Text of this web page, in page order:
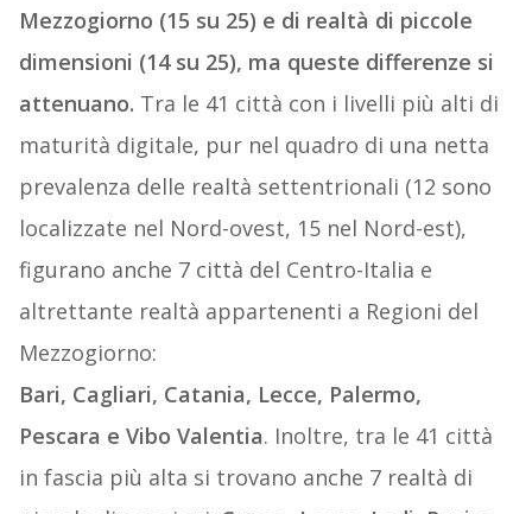
Mezzogiorno (15 su 25) e di realtà di piccole
dimensioni (14 su 25), ma queste differenze si
attenuano. Tra le 41 città con i livelli più alti di
maturità digitale, pur nel quadro di una netta
prevalenza delle realtà settentrionali (12 sono
localizzate nel Nord-ovest, 15 nel Nord-est),
figurano anche 7 città del Centro-Italia e
altrettante realtà appartenenti a Regioni del
Mezzogiorno:
Bari, Cagliari, Catania, Lecce, Palermo,
Pescara e Vibo Valentia. Inoltre, tra le 41 città
in fascia più alta si trovano anche 7 realtà di